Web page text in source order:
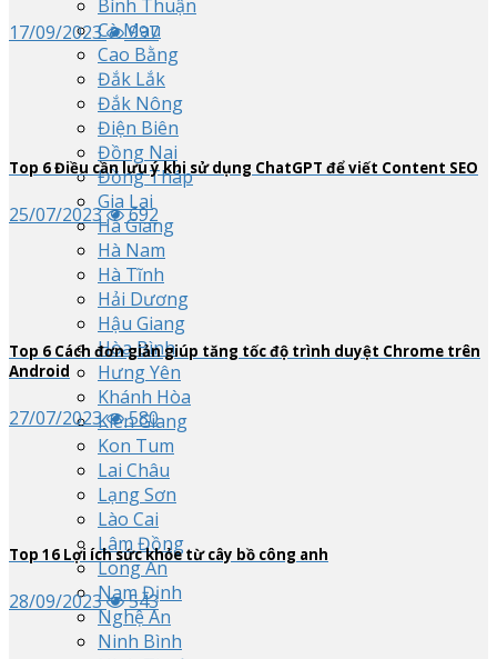
Bình Thuận
Cà Mau
Cao Bằng
Đắk Lắk
Đắk Nông
Điện Biên
Đồng Nai
Đồng Tháp
Gia Lai
Hà Giang
Hà Nam
Hà Tĩnh
Hải Dương
Hậu Giang
Hòa Bình
Hưng Yên
Khánh Hòa
Kiên Giang
Kon Tum
Lai Châu
Lạng Sơn
Lào Cai
Lâm Đồng
Long An
Nam Định
Nghệ An
Ninh Bình
17/09/2023 997
Top 6Điều cần lưu ý khi sử dụng ChatGPT để viết Content SEO
25/07/2023 692
Top 6 Cách đơn giản giúp tăng tốc độ trình duyệt Chrome trên
Android
27/07/2023 580
Top 16 Lợi ích sức khỏe từ cây bồ công anh
28/09/2023 543